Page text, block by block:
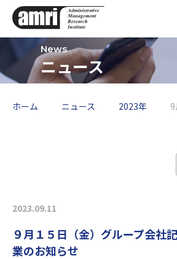
ニュース
ホーム ニュース 2023年 9
2023.09.11
９月１５日（金）グループ会社
業のお知らせ